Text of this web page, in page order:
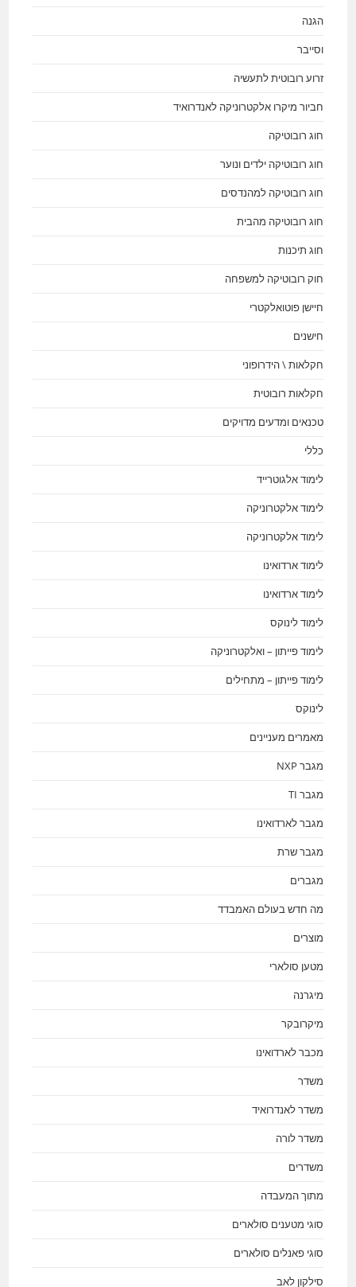
הגנה
וסייבר
זרוע רובוטית לתעשיה
חביור מיקרו אלקטרוניקה לאנדרואיד
חוג רובוטיקה
חוג רובוטיקה ילדים ונוער
חוג רובוטיקה למהנדסים
חוג רובוטיקה מהבית
חוג תיכנות
חוק רובוטיקה למשפחה
חיישן פוטואלקטרי
חישנים
חקלאות \ הידרופוני
חקלאות רובוטית
טכנאים ומדעים מדויקים
כללי
לימוד אלגוטרייד
לימוד אלקטרוניקה
לימוד אלקטרוניקה
לימוד ארדואינו
לימוד ארדואינו
לימוד לינוקס
לימוד פייתון – ואלקטרוניקה
לימוד פייתון – מתחילים
לינוקס
מאמרים מעניינים
מגבר NXP
מגבר TI
מגבר לארדואינו
מגבר שרת
מגברים
מה חדש בעולם האמבדד
מוצרים
מטען סולארי
מיגרנה
מיקרובקר
מכבר לארדואינו
משדר
משדר לאנדרואיד
משדר לורה
משדרים
מתוך המעבדה
סוגי מטענים סולארים
סוגי פאנלים סולארים
סילקון לאב